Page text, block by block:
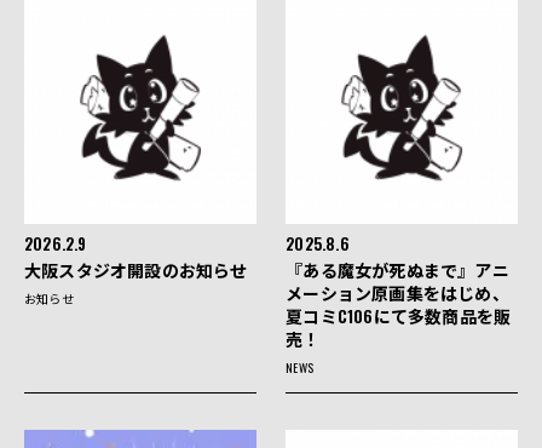
2026.2.9
大阪スタジオ開設のお知らせ
お知らせ
2025.8.6
『ある魔女が死ぬまで』アニ
メーション原画集をはじめ、
夏コミC106にて多数商品を販
売！
NEWS